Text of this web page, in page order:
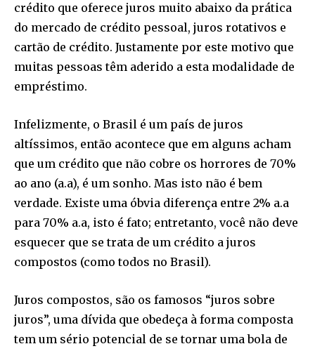
crédito que oferece juros muito abaixo da prática
do mercado de crédito pessoal, juros rotativos e
cartão de crédito. Justamente por este motivo que
muitas pessoas têm aderido a esta modalidade de
empréstimo.
Infelizmente, o Brasil é um país de juros
altíssimos, então acontece que em alguns acham
que um crédito que não cobre os horrores de 70%
ao ano (a.a), é um sonho. Mas isto não é bem
verdade. Existe uma óbvia diferença entre 2% a.a
para 70% a.a, isto é fato; entretanto, você não deve
esquecer que se trata de um crédito a juros
compostos (como todos no Brasil).
Juros compostos, são os famosos “juros sobre
juros”, uma dívida que obedeça à forma composta
tem um sério potencial de se tornar uma bola de